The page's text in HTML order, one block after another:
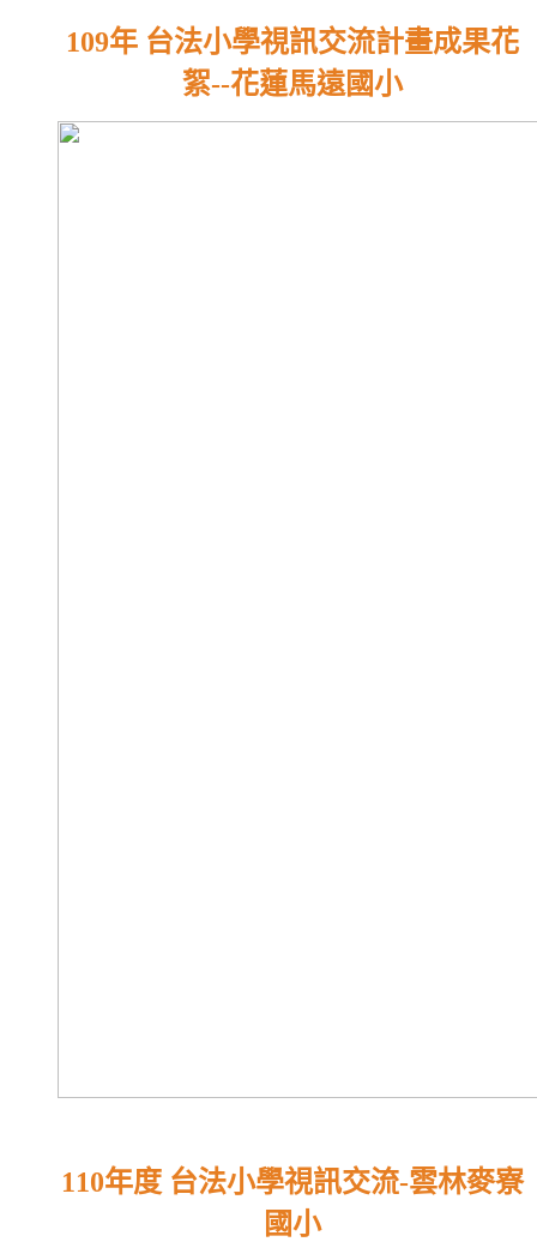
109年 台法小學視訊交流計畫成果花
絮--花蓮馬遠國小
110年度 台法小學視訊交流-雲林麥寮
國小